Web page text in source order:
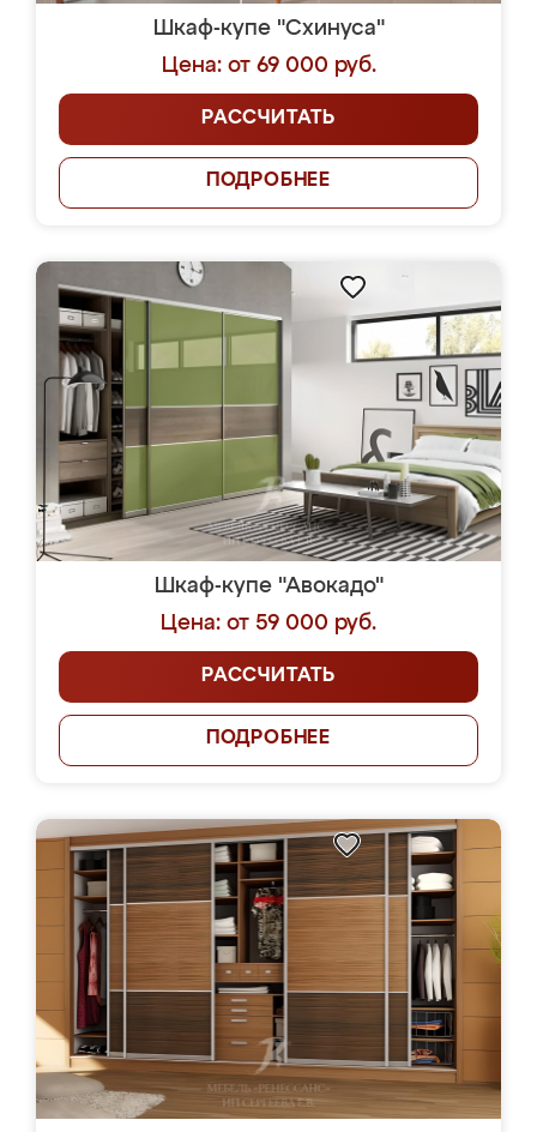
Шкаф-купе "Схинуса"
Цена: от 69 000 руб.
РАССЧИТАТЬ
ПОДРОБНЕЕ
Шкаф-купе "Авокадо"
Цена: от 59 000 руб.
РАССЧИТАТЬ
ПОДРОБНЕЕ